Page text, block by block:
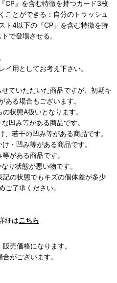
CP』を含む特徴を持つカード3枚
ことができる：自分のトラッシュ
ト4以下の『CP』を含む特徴を持
で登場させる。
イ用としてお考え下さい。
ていただいた商品ですが、初期キ
ある場合もございます。
状態A扱いとなります。
凹み等がある商品です。
、若干の凹み等がある商品です。
・凹み等がある商品です。
がある商品です。
り状態が悪い物です。
の状態でもキズの個体差が多少
ご了承ください。
細はこちら
売価格になります。
がございます。